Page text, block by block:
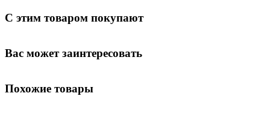
С этим товаром покупают
Вас может заинтересовать
Похожие товары